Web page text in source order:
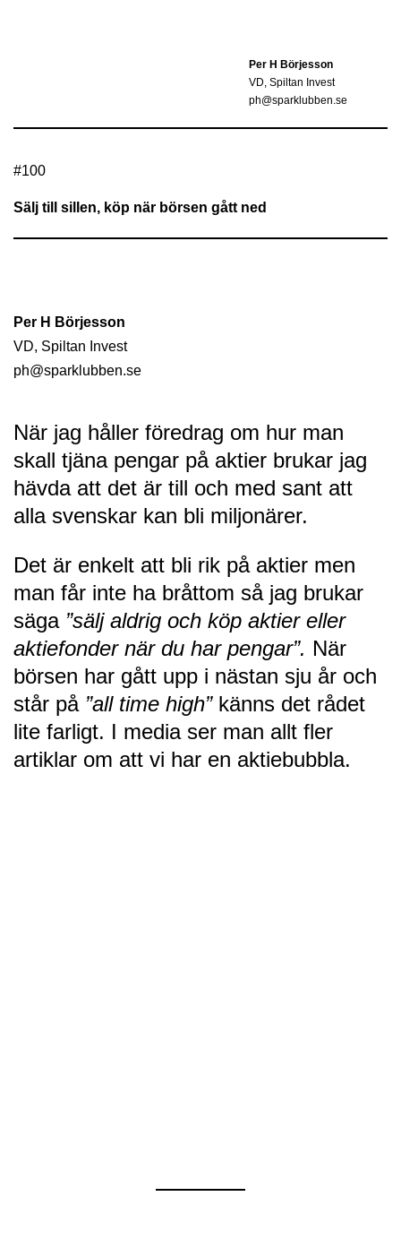
Per H Börjesson
VD, Spiltan Invest
ph@sparklubben.se
#100
Sälj till sillen, köp när börsen gått ned
Per H Börjesson
VD, Spiltan Invest
ph@sparklubben.se
När jag håller föredrag om hur man
skall tjäna pengar på aktier brukar jag
hävda att det är till och med sant att
alla svenskar kan bli miljonärer.
Det är enkelt att bli rik på aktier men
man får inte ha bråttom så jag brukar
säga ”sälj aldrig och köp aktier eller
aktiefonder när du har pengar”. När
börsen har gått upp i nästan sju år och
står på ”all time high”känns det rådet
lite farligt. I media ser man allt fler
artiklar om att vi har en aktiebubbla.